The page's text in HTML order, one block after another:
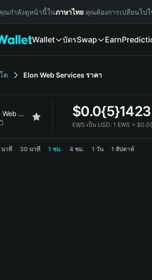
กำลังดูหน้านี้ในภาษาไทย คุณต้องการเปลี่ยนไป
Wallet บัตรSwap Earn
ต Elon Web Services ราคา
Elon Web Services $0.0{5}1423
EWS เป็น USD: 1 EWS =
นาที 30 นาที 1 ชม. 4 ชม. 1 วัน 1 สัปดาห์